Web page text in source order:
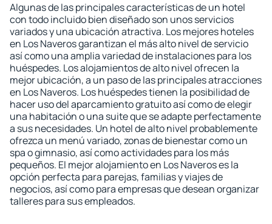
Algunas de las principales características de un hotel
con todo incluido bien diseñado son unos servicios
variados y una ubicación atractiva. Los mejores hoteles
en Los Naveros garantizan el más alto nivel de servicio
así como una amplia variedad de instalaciones para los
huéspedes. Los alojamientos de alto nivel ofrecen la
mejor ubicación, a un paso de las principales atracciones
en Los Naveros. Los huéspedes tienen la posibilidad de
hacer uso del aparcamiento gratuito así como de elegir
una habitación o una suite que se adapte perfectamente
a sus necesidades. Un hotel de alto nivel probablemente
ofrezca un menú variado, zonas de bienestar como un
spa o gimnasio, así como actividades para los más
pequeños. El mejor alojamiento en Los Naveros es la
opción perfecta para parejas, familias y viajes de
negocios, así como para empresas que desean organizar
talleres para sus empleados.